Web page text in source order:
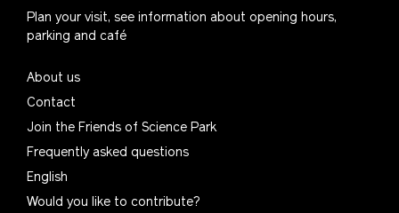
Plan your visit, see information about opening hours,
parking and café
About us
Contact
Join the Friends of Science Park
Frequently asked questions
English
Would you like to contribute?